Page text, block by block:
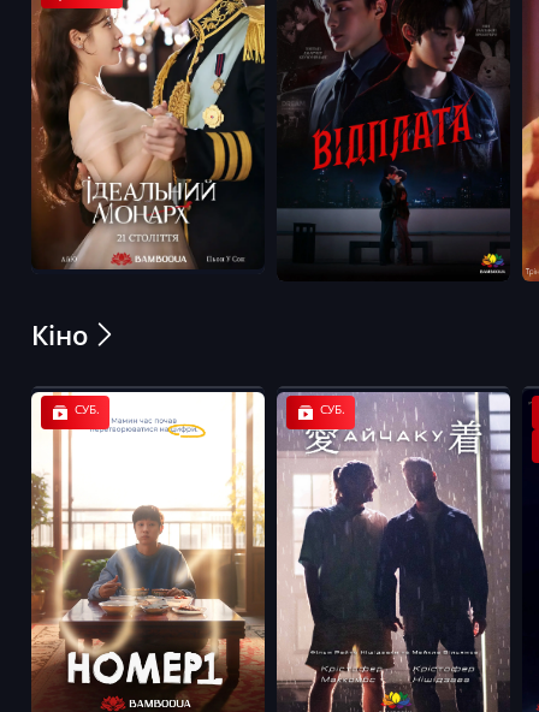
Кіно
СУБ. СУБ.